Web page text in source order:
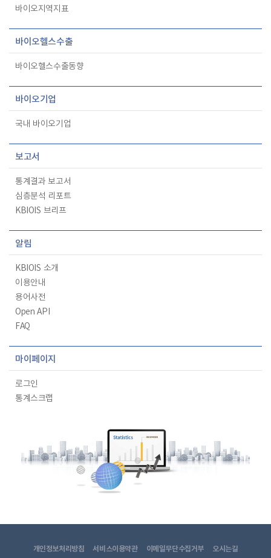
바이오지역지표
바이오헬스수출
바이오헬스수출동향
바이오기업
국내 바이오기업
보고서
통계결과 보고서
심층분석 리포트
KBIOIS 브리프
알림
KBIOIS 소개
이용안내
용어사전
Open API
FAQ
마이페이지
로그인
통계스크랩
개인정보처리방침 서비스이용약관 이메일무단수집거부 오시는길